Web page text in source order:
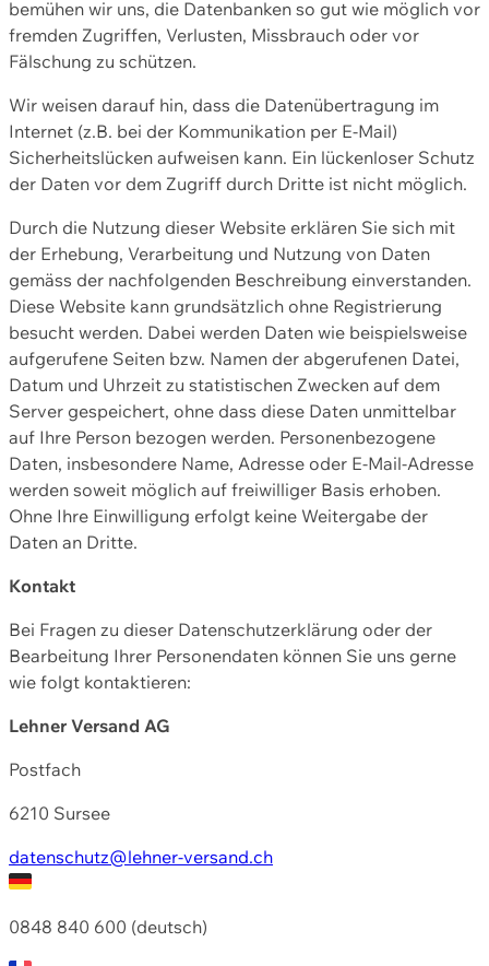
bemühen wir uns, die Datenbanken so gut wie möglich vor
fremden Zugriffen, Verlusten, Missbrauch oder vor
Fälschung zu schützen.
Wir weisen darauf hin, dass die Datenübertragung im
Internet (z.B. bei der Kommunikation per E-Mail)
Sicherheitslücken aufweisen kann. Ein lückenloser Schutz
der Daten vor dem Zugriff durch Dritte ist nicht möglich.
Durch die Nutzung dieser Website erklären Sie sich mit
der Erhebung, Verarbeitung und Nutzung von Daten
gemäss der nachfolgenden Beschreibung einverstanden.
Diese Website kann grundsätzlich ohne Registrierung
besucht werden. Dabei werden Daten wie beispielsweise
aufgerufene Seiten bzw. Namen der abgerufenen Datei,
Datum und Uhrzeit zu statistischen Zwecken auf dem
Server gespeichert, ohne dass diese Daten unmittelbar
auf Ihre Person bezogen werden. Personenbezogene
Daten, insbesondere Name, Adresse oder E-Mail-Adresse
werden soweit möglich auf freiwilliger Basis erhoben.
Ohne Ihre Einwilligung erfolgt keine Weitergabe der
Daten an Dritte.
Kontakt
Bei Fragen zu dieser Datenschutzerklärung oder der
Bearbeitung Ihrer Personendaten können Sie uns gerne
wie folgt kontaktieren:
Lehner Versand AG
Postfach
6210 Sursee
datenschutz@lehner-versand.ch
0848 840 600 (deutsch)